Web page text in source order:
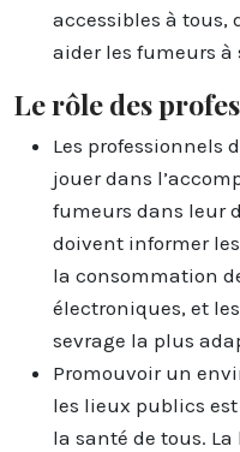
accessibles à tous,
aider les fumeurs à
Le rôle des
Les professionnels
jouer dans
fumeurs dans leur
doivent informer
la consommation
électroniques, et
sevrage la plus
Promouvoir un
les lieux publics
la santé de tous.